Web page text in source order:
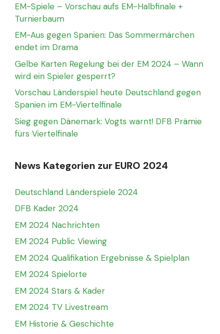
EM-Spiele – Vorschau aufs EM-Halbfinale +
Turnierbaum
EM-Aus gegen Spanien: Das Sommermärchen
endet im Drama
Gelbe Karten Regelung bei der EM 2024 – Wann
wird ein Spieler gesperrt?
Vorschau Länderspiel heute Deutschland gegen
Spanien im EM-Viertelfinale
Sieg gegen Dänemark: Vogts warnt! DFB Prämie
fürs Viertelfinale
News Kategorien zur EURO 2024
Deutschland Länderspiele 2024
DFB Kader 2024
EM 2024 Nachrichten
EM 2024 Public Viewing
EM 2024 Qualifikation Ergebnisse & Spielplan
EM 2024 Spielorte
EM 2024 Stars & Kader
EM 2024 TV Livestream
EM Historie & Geschichte